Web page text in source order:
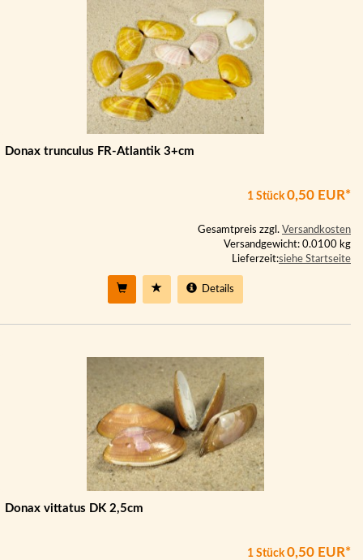
Donax trunculus FR-Atlantik 3+cm
1 Stück0,50 EUR*
Gesamtpreis zzgl. Versandkosten
Versandgewicht: 0.0100 kg
Lieferzeit:siehe Startseite
Details
Donax vittatus DK 2,5cm
1 Stück0,50 EUR*